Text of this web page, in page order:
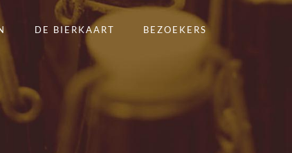
DE BIERKAART BEZOEKERS